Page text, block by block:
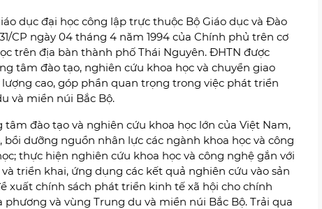
dục đại học công lập trực thuộc Bộ Giáo dục và Đào
CP ngày 04 tháng 4 năm 1994 của Chính phủ trên cơ
trên địa bàn thành phố Thái Nguyên. ĐHTN được
tâm đào tạo, nghiên cứu khoa học và chuyển giao
cao, góp phần quan trọng trong việc phát triển
và miền núi Bắc Bộ.
đào tạo và nghiên cứu khoa học lớn của Việt Nam,
dưỡng nguồn nhân lực các ngành khoa học và công
thực hiện nghiên cứu khoa học và công nghệ gắn với
triển khai, ứng dụng các kết quả nghiên cứu vào sản
xuất chính sách phát triển kinh tế xã hội cho chính
và vùng Trung du và miền núi Bắc Bộ. Trải qua